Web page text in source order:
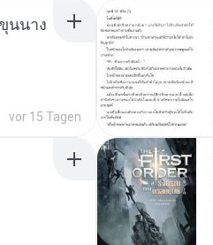
นนาง
vor 15 Tagen